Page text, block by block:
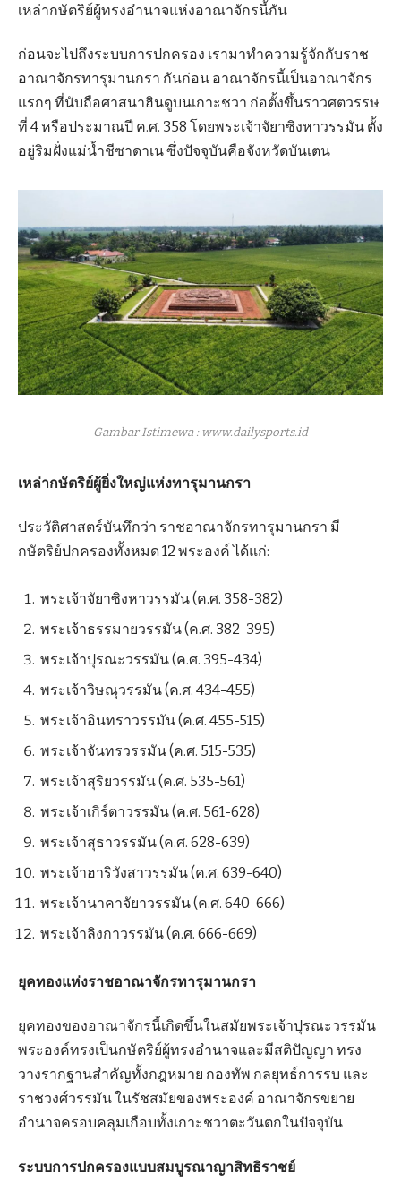
เหล่ากษัตริย์ผู้ทรงอำนาจแห่งอาณาจักรนี้กัน
ก่อนจะไปถึงระบบการปกครอง เรามาทำความรู้จักกับราช
อาณาจักรทารุมานกรา กันก่อน อาณาจักรนี้เป็นอาณาจักร
แรกๆ ที่นับถือศาสนาฮินดูบนเกาะชวา ก่อตั้งขึ้นราวศตวรรษ
ที่ 4 หรือประมาณปี ค.ศ. 358 โดยพระเจ้าจัยาซิงหาวรรมัน ตั้ง
อยู่ริมฝั่งแม่น้ำชีซาดาเน ซึ่งปัจจุบันคือจังหวัดบันเตน
Gambar Istimewa : www.dailysports.id
เหล่ากษัตริย์ผู้ยิ่งใหญ่แห่งทารุมานกรา
ประวัติศาสตร์บันทึกว่า ราชอาณาจักรทารุมานกรา มี
กษัตริย์ปกครองทั้งหมด 12 พระองค์ ได้แก่:
พระเจ้าจัยาซิงหาวรรมัน (ค.ศ. 358-382)
พระเจ้าธรรมายวรรมัน (ค.ศ. 382-395)
พระเจ้าปุรณะวรรมัน (ค.ศ. 395-434)
พระเจ้าวิษณุวรรมัน (ค.ศ. 434-455)
พระเจ้าอินทราวรรมัน (ค.ศ. 455-515)
พระเจ้าจันทรวรรมัน (ค.ศ. 515-535)
พระเจ้าสุริยวรรมัน (ค.ศ. 535-561)
พระเจ้าเกิร์ตาวรรมัน (ค.ศ. 561-628)
พระเจ้าสุธาวรรมัน (ค.ศ. 628-639)
พระเจ้าฮาริวังสาวรรมัน (ค.ศ. 639-640)
พระเจ้านาคาจัยาวรรมัน (ค.ศ. 640-666)
พระเจ้าลิงกาวรรมัน (ค.ศ. 666-669)
ยุคทองแห่งราชอาณาจักรทารุมานกรา
ยุคทองของอาณาจักรนี้เกิดขึ้นในสมัยพระเจ้าปุรณะวรรมัน
พระองค์ทรงเป็นกษัตริย์ผู้ทรงอำนาจและมีสติปัญญา ทรง
วางรากฐานสำคัญทั้งกฎหมาย กองทัพ กลยุทธ์การรบ และ
ราชวงศ์วรรมัน ในรัชสมัยของพระองค์ อาณาจักรขยาย
อำนาจครอบคลุมเกือบทั้งเกาะชวาตะวันตกในปัจจุบัน
ระบบการปกครองแบบสมบูรณาญาสิทธิราชย์